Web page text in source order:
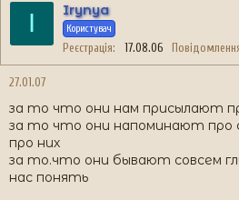
I Irynya
Користувач
Реєстрація 17.08.06
27.01.07
за то что они нам присылают
за то что они напоминают про
про них
за то.что они бывают совсем
нас понять